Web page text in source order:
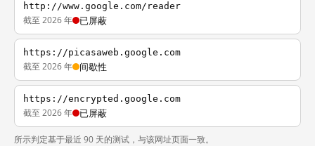
http://www.google.com/reader
截至 2026 年 已屏蔽
https://picasaweb.google.com
截至 2026 年 间歇性
https://encrypted.google.com
截至 2026 年 已屏蔽
所示判定基于最近 90 天的测试，与该网址页面一致。